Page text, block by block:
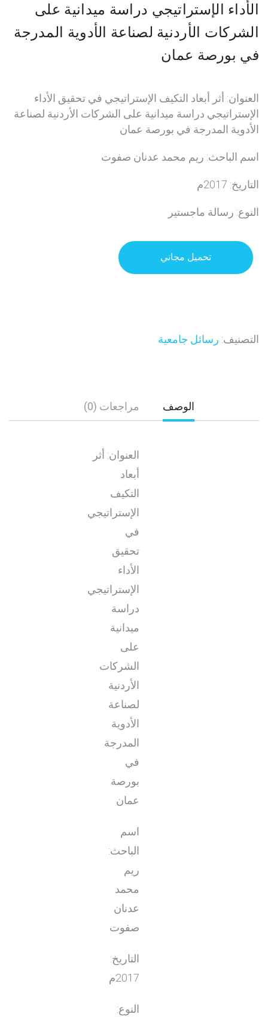
الأداء الإستراتيجي دراسة ميدانية على
الشركات الأردنية لصناعة الأدوية المدرجة
في بورصة عمان
العنوان: أثر أبعاد التكيف الإستراتيجي في تحقيق الأداء
الإستراتيجي دراسة ميدانية على الشركات الأردنية لصناعة
الأدوية المدرجة في بورصة عمان
اسم الباحث: ريم محمد عدنان صفوت
التاريخ: 2017م
النوع: رسالة ماجستير
تحميل مجاني
التصنيف: رسائل جامعية
الوصف مراجعات (0)
العنوان: أثر
أبعاد
التكيف
الإستراتيجي
في
تحقيق
الأداء
الإستراتيجي
دراسة
ميدانية
على
الشركات
الأردنية
لصناعة
الأدوية
المدرجة
في
بورصة
عمان
اسم
الباحث:
ريم
محمد
عدنان
صفوت
التاريخ:
2017م
النوع: